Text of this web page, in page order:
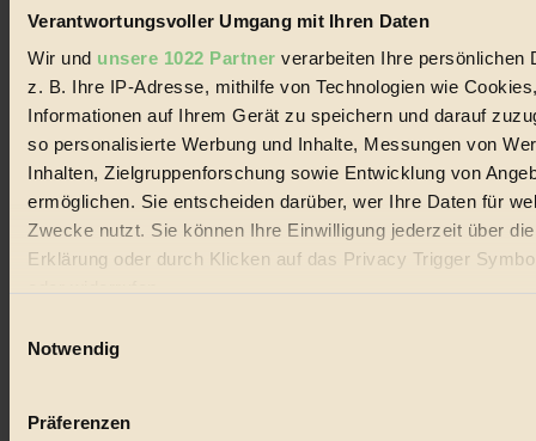
Verantwortungsvoller Umgang mit Ihren Daten
Wir und unsere 1022 Partner verarbeiten Ihre persönlichen
z. B. Ihre IP-Adresse, mithilfe von Technologien wie
Informationen auf Ihrem Gerät zu speichern und darauf
so personalisierte Werbung und Inhalte, Messungen von
Inhalten, Zielgruppenforschung sowie Entwicklung von
ermöglichen. Sie entscheiden darüber, wer Ihre Daten für
Zwecke nutzt. Sie können Ihre Einwilligung jederzeit über
Erklärung oder durch Klicken auf das Privacy Trigger
Wenn Sie es erlauben, würden wir auch gerne:
Ihr Gerät durch aktives Scannen nach bestimmten
Notwendig
Präferenzen
und Produkte, ein Leitfaden im schnell wachsenden Markt des
Handels mit Bioprodukten, des Fair-Trade sowie der Branche
alternativer Energien.
Social Media
22.601 Fans auf Facebook
3.415 Follower auf Twitter
Folge uns auf Instagram
Themen
Bio
#
Nachhaltigkeit